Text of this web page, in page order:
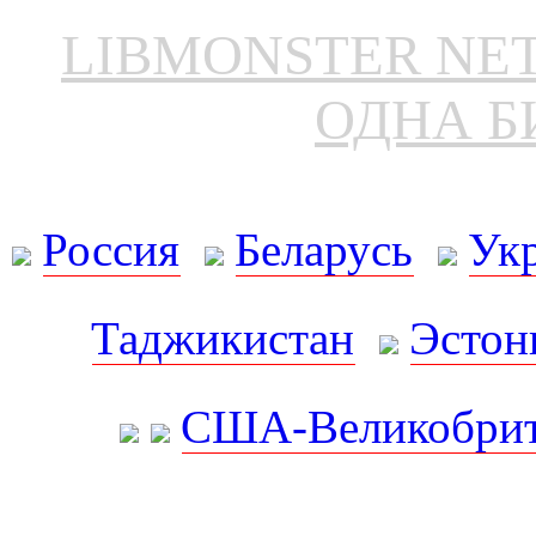
LIBMONSTER
ОДНА
Россия Беларусь
Таджикистан
США-